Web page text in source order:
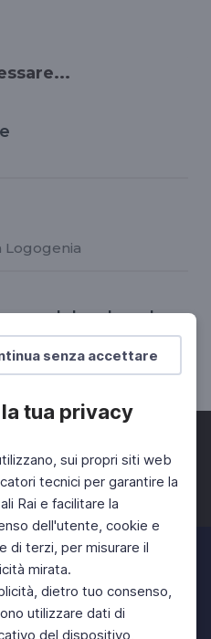
senza accettare
tua privacy
sui propri siti web
tecnici per garantire la
Rai e facilitare la
dell'utente, cookie e
di terzi, per misurare il
mirata.
dietro tuo consenso,
utilizzare dati di
del dispositivo,
Logogenia
e del verbo e le
Instagram